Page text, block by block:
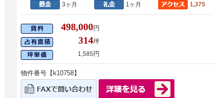
3ヶ月 1ヶ月 1,375
498,000円
314坪
1,585円
物件番号【k10758】